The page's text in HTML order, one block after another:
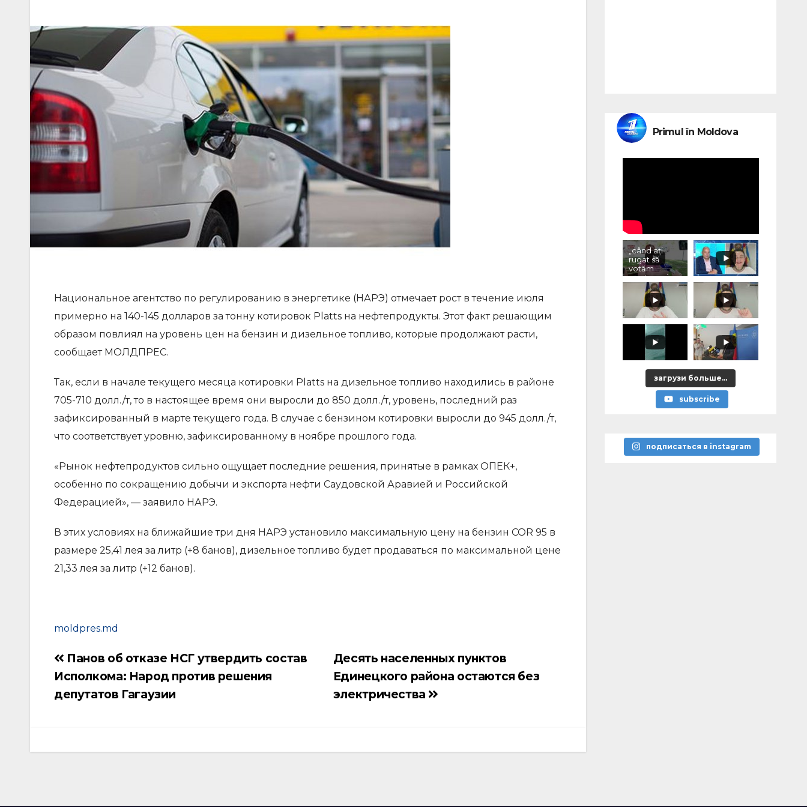
Национальное агентство по регулированию в энергетике (НАРЭ) отмечает рост в течение июля
примерно на 140-145 долларов за тонну котировок Platts на нефтепродукты. Этот факт решающим
образом повлиял на уровень цен на бензин и дизельное топливо, которые продолжают расти,
сообщает МОЛДПРЕС.
Так, если в начале текущего месяца котировки Platts на дизельное топливо находились в районе
705-710 долл./т, то в настоящее время они выросли до 850 долл./т, уровень, последний раз
зафиксированный в марте текущего года. В случае с бензином котировки выросли до 945 долл./т,
что соответствует уровню, зафиксированному в ноябре прошлого года.
«Рынок нефтепродуктов сильно ощущает последние решения, принятые в рамках ОПЕК+,
особенно по сокращению добычи и экспорта нефти Саудовской Аравией и Российской
Федерацией», — заявило НАРЭ.
В этих условиях на ближайшие три дня НАРЭ установило максимальную цену на бензин COR 95 в
размере 25,41 лея за литр (+8 банов), дизельное топливо будет продаваться по максимальной цене
21,33 лея за литр (+12 банов).
moldpres.md
Навигация
по
Десять населенных пунктов
Единецкого района остаются без
электричества
Панов об отказе НСГ утвердить состав
Исполкома: Народ против решения
депутатов Гагаузии
Primul în Moldova
„când ați
rugat să
votăm
pentru voi,
ce ați
promis?"
загрузи больше...
subscribe
подписаться в instagram